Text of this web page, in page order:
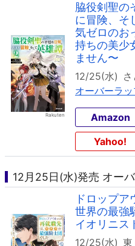
脇役剣聖の
に冒険、そ
気ゼロのお
持ちの美少
ません〜
12/25(水) さ
オーバーラ
Amazon
Yahoo!
12月25日(水)発売 オー
ドロップ
世界の最強
イオリニス
12/25(水) 東